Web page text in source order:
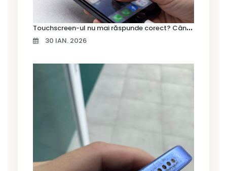
T
ouchscreen-ul nu mai răspunde corect? Când trebuie schimbat display-ul
30 IAN. 2026